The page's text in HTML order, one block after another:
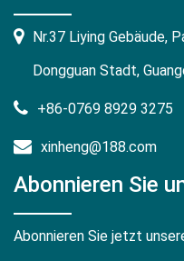
Nr.37 Liying Gebäude,
Dongguan Stadt,
+86-0769 8929 3275
xinheng@188.com
Abonnieren Sie
Abonnieren Sie jetzt